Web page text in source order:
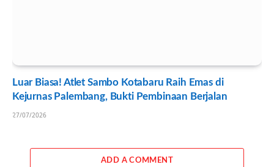
Luar Biasa! Atlet Sambo Kotabaru Raih Emas di
Kejurnas Palembang, Bukti Pembinaan Berjalan
27/07/2026
ADD A COMMENT